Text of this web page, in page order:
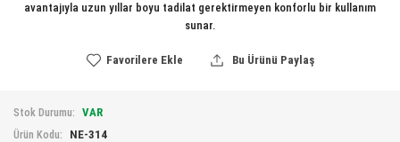
avantajıyla uzun yıllar boyu tadilat gerektirmeyen konforlu bir kullanım
sunar.
Favorilere Ekle Bu Ürünü Paylaş
Stok Durumu: VAR
Ürün Kodu: NE-314